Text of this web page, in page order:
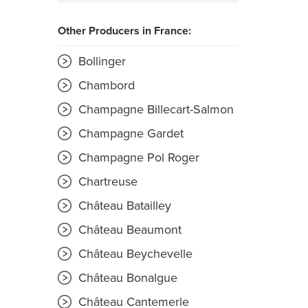
Other Producers in France:
Bollinger
Chambord
Champagne Billecart-Salmon
Champagne Gardet
Champagne Pol Roger
Chartreuse
Château Batailley
Château Beaumont
Château Beychevelle
Château Bonalgue
Château Cantemerle